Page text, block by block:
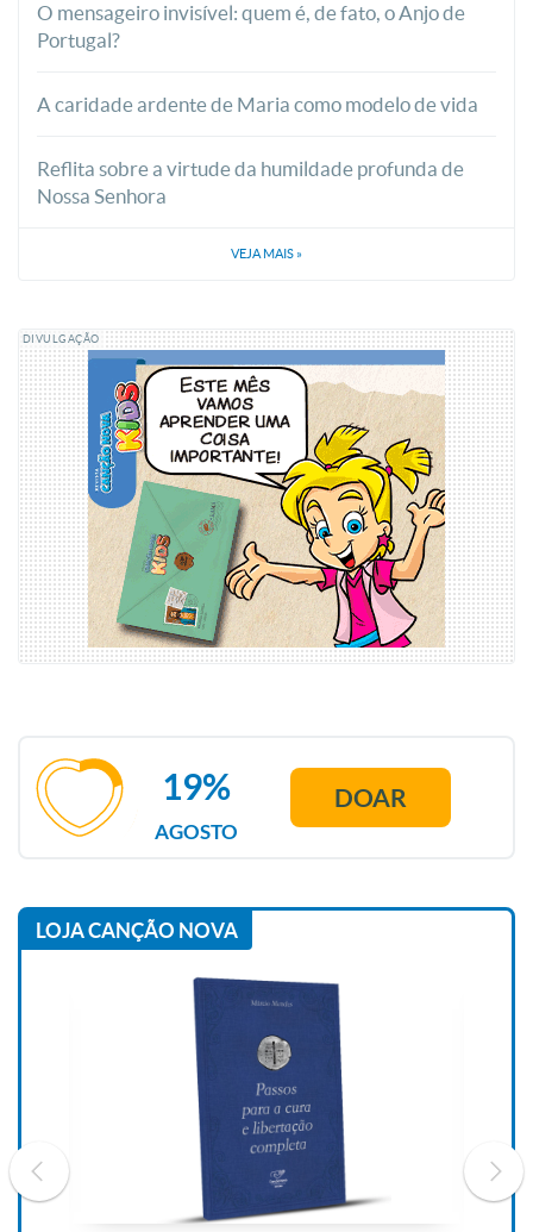
O mensageiro invisível: quem é, de fato, o Anjo de
Portugal?
A caridade ardente de Maria como modelo de vida
Reflita sobre a virtude da humildade profunda de
Nossa Senhora
VEJA MAIS »
DIVULGAÇÃO
AGOSTO
19% DOAR
LOJA CANÇÃO NOVA